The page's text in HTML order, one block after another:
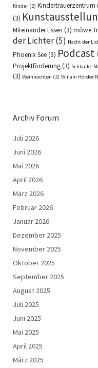
Kinder (2) Kindertrauerzentrum
(3)
Miteinander Essen (3) möwe
der Lichter(5) Nacht der
Phoenix See(3) Podcast
Projektförderung(3) Schlanke
(3) Weihnachten (2) Wir am Hörder
Archiv Forum
Juli 2026
Juni 2026
Mai 2026
April 2026
März 2026
Februar 2026
Januar 2026
Dezember 2025
November 2025
Oktober 2025
September 2025
August 2025
Juli 2025
Juni 2025
Mai 2025
April 2025
März 2025